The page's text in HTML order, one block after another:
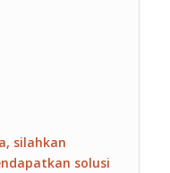
silahkan
solusi